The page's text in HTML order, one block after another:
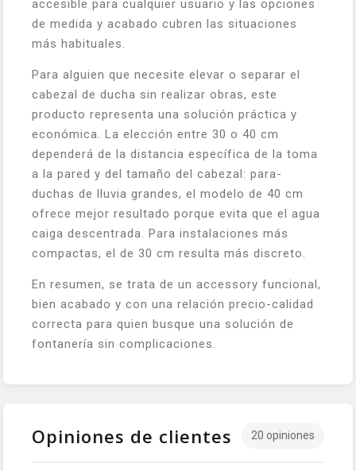
accesible para cualquier usuario y las opciones
de medida y acabado cubren las situaciones
más habituales.
Para alguien que necesite elevar o separar el
cabezal de ducha sin realizar obras, este
producto representa una solución práctica y
económica. La elección entre 30 o 40 cm
dependerá de la distancia específica de la toma
a la pared y del tamaño del cabezal: para-
duchas de lluvia grandes, el modelo de 40 cm
ofrece mejor resultado porque evita que el agua
caiga descentrada. Para instalaciones más
compactas, el de 30 cm resulta más discreto.
En resumen, se trata de un accessory funcional,
bien acabado y con una relación precio-calidad
correcta para quien busque una solución de
fontanería sin complicaciones.
Opiniones de clientes 20 opiniones